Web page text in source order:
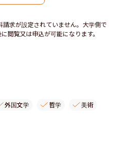
求が設定されていません。大学側で
閲覧又は申込が可能になります。
外国文学 哲学 美術